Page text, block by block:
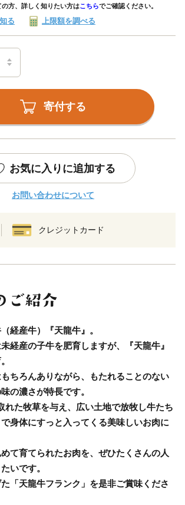
方、詳しく知りたい方はこちらでご確認ください。
る 上限額を調べる
寄付する
お気に入りに追加する
お問い合わせについて
クレジットカード
経産牛）『天龍牛』。
経産の子牛を肥育しますが、『天龍牛』
ちろんありながら、もたれることのない
の濃さが特長です。
れた牧草を与え、広い土地で放牧し牛たち
身体にすっと入ってくる美味しいお肉に
て育てられたお肉を、ぜひたくさんの人
いです。
「天龍牛フランク」を是非ご賞味くださ